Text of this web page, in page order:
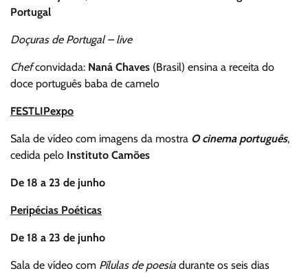
Portugal
Doçuras de Portugal – live
Chefconvidada: Naná Chaves (Brasil) ensina a receita do
doce português baba de camelo
FESTLIPexpo
Sala de vídeo com imagens da mostra O cinema português,
cedida pelo Instituto Camões
De 18 a 23 de junho
Peripécias Poéticas
De 18 a 23 de junho
Sala de vídeo com Pílulas de poesia durante os seis dias